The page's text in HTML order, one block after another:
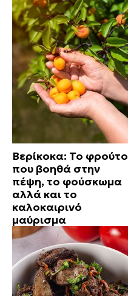
Βερίκοκα: Το φρούτο
που βοηθά στην
πέψη, το φούσκωμα
αλλά και το
καλοκαιρινό
μαύρισμα